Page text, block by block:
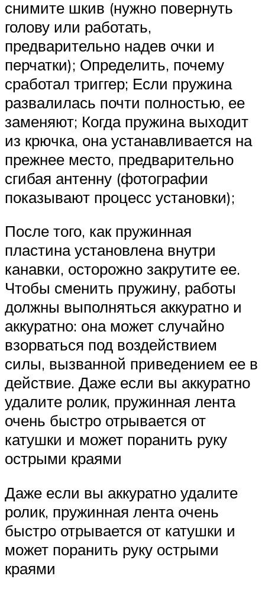
снимите шкив (нужно повернуть
голову или работать,
предварительно надев очки и
перчатки); Определить, почему
сработал триггер; Если пружина
развалилась почти полностью, ее
заменяют; Когда пружина выходит
из крючка, она устанавливается на
прежнее место, предварительно
сгибая антенну (фотографии
показывают процесс установки);
После того, как пружинная
пластина установлена ​​внутри
канавки, осторожно закрутите ее.
Чтобы сменить пружину, работы
должны выполняться аккуратно и
аккуратно: она может случайно
взорваться под воздействием
силы, вызванной приведением ее в
действие. Даже если вы аккуратно
удалите ролик, пружинная лента
очень быстро отрывается от
катушки и может поранить руку
острыми краями
Даже если вы аккуратно удалите
ролик, пружинная лента очень
быстро отрывается от катушки и
может поранить руку острыми
краями